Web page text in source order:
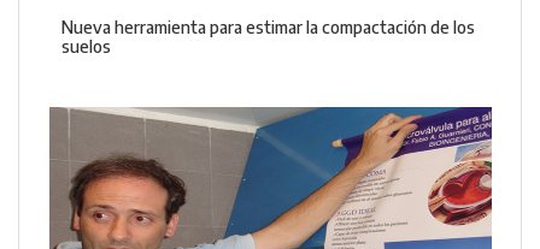
Nueva herramienta para estimar la compactación de los
suelos